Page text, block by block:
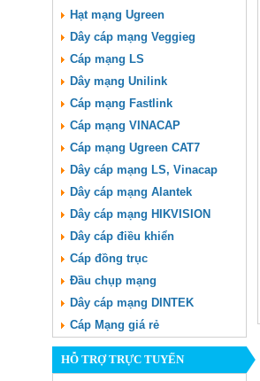
Hạt mạng Ugreen
Dây cáp mạng Veggieg
Cáp mạng LS
Dây mạng Unilink
Cáp mạng Fastlink
Cáp mạng VINACAP
Cáp mạng Ugreen CAT7
Dây cáp mạng LS, Vinacap
Dây cáp mạng Alantek
Dây cáp mạng HIKVISION
Dây cáp điều khiển
Cáp đồng trục
Đầu chụp mạng
Dây cáp mạng DINTEK
Cáp Mạng giá rẻ
HỖ TRỢ TRỰC TUYẾN